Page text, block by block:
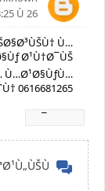
26 ÙØ¨Ø±Ø§ÙŠØ± 2022 ÙÙŠ 3:25 Ù…
Ù…
Ø¹Ù†Ø¯ÙŠ
Ù…Ø¹Ø§ÙƒÙ…
0616681265